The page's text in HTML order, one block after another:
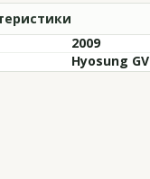
2009
Hyosung